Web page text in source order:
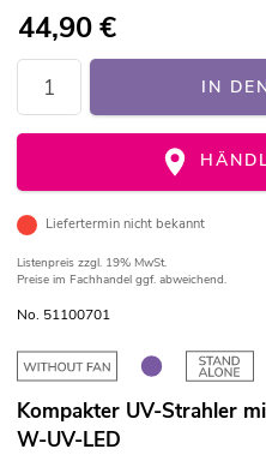
44,90€
IN
Liefertermin nicht bekannt
Listenpreis zzgl. 19% MwSt.
Preise im Fachhandel ggf. abweichend.
No. 51100701
Kompakter UV-Strahler
W-UV-LED